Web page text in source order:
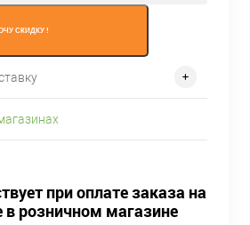
СКИДКУ !
при оплате заказа на
в розничном магазине